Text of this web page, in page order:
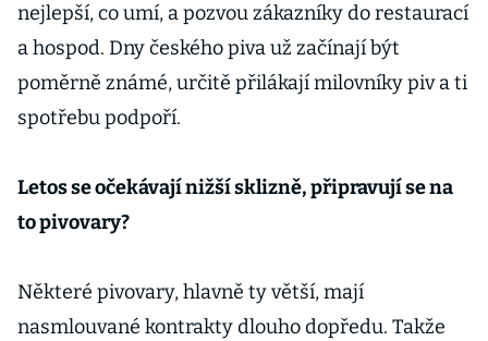
nejlepší, co umí, a pozvou zákazníky do restaurací
a hospod. Dny českého piva už začínají být
poměrně známé, určitě přilákají milovníky piv a ti
spotřebu podpoří.
Letos se očekávají nižší sklizně, připravují se na
to pivovary?
Některé pivovary, hlavně ty větší, mají
nasmlouvané kontrakty dlouho dopředu. Takže